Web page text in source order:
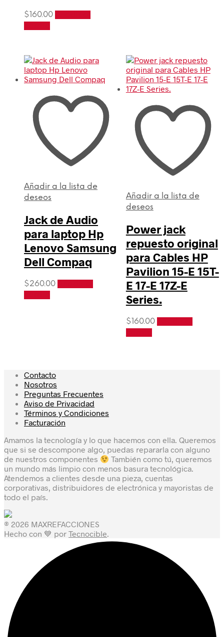
$160.00
Añadir a la lista de
deseos
Jack de Audio
para laptop Hp
Lenovo Samsung
Dell Compaq
$260.00
Añadir a la lista de
deseos
Power jack
repuesto original
para Cables HP
Pavilion 15-E 15T-
E 17-E 17Z-E
Series.
$160.00
Contacto
Nosotros
Preguntas Frecuentes
Aviso de Privacidad
Términos y Condiciones
Facturación
Amamos la tecnología y lo que hacemos con ella. Queremos
que si se descompone algo, puedas repararla con alguno
de nuestros componentes
También como tú, queremos
un mundo más limpio con menos basura tecnológica.
Atendemos a clientes desde una pieza, cuentas
corporativas, distribuidores de electrónica y mayoristas de
todo el país.
® 2026 MAXREFACCIONES
Hecho con 💙 por Tecnocible.